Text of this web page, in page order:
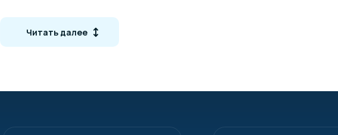
Конфигурации многопозиционных вентилей
Многопозиционные вентили выпускаются в 4 конфигурациях. Понятие
Боковой вход, донный выход (возможен с подключениями
Читать далее